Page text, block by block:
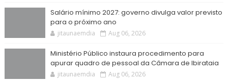
Salário mínimo 2027: governo divulga valor previsto
para o próximo ano
jitaunaemdia Aug 06, 2026
Ministério Público instaura procedimento para
apurar quadro de pessoal da Câmara de Ibirataia
jitaunaemdia Aug 06, 2026